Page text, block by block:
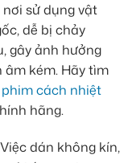
nơi sử dụng vật
dễ bị chảy
gây ảnh hưởng
âm kém. Hãy tìm
phim cách nhiệt
hãng.
Việc dán không kín,